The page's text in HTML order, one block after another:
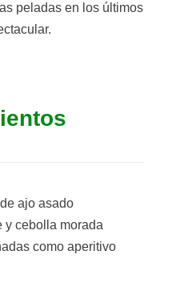
peladas en los últimos
ajo asado
y cebolla morada
como aperitivo